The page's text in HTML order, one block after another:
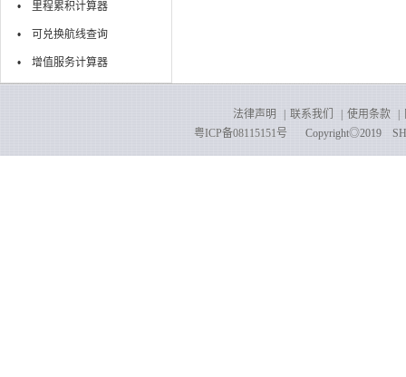
里程累积计算器
可兑换航线查询
增值服务计算器
法律声明 联系我们 使用条款
粤ICP备08115151号
Copyright◎2019